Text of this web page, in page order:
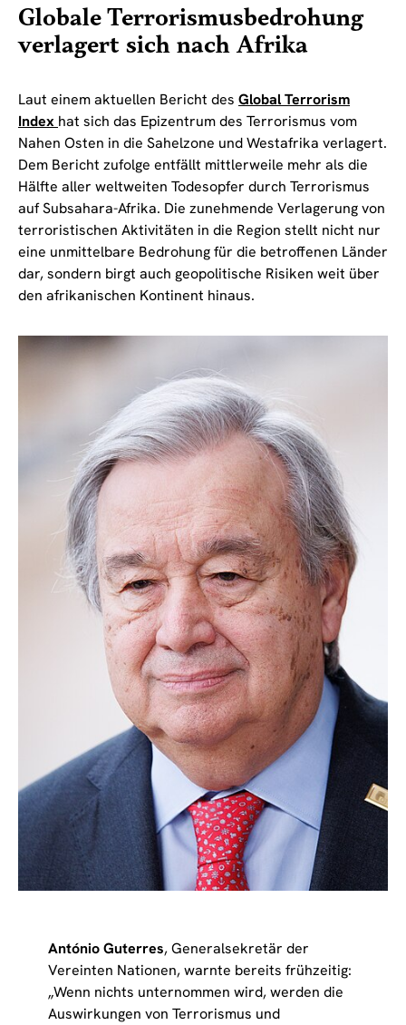
Globale Terrorismusbedrohung
verlagert sich nach Afrika
Laut einem aktuellen Bericht des Global Terrorism
Index hat sich das Epizentrum des Terrorismus vom
Nahen Osten in die Sahelzone und Westafrika verlagert.
Dem Bericht zufolge entfällt mittlerweile mehr als die
Hälfte aller weltweiten Todesopfer durch Terrorismus
auf Subsahara-Afrika. Die zunehmende Verlagerung von
terroristischen Aktivitäten in die Region stellt nicht nur
eine unmittelbare Bedrohung für die betroffenen Länder
dar, sondern birgt auch geopolitische Risiken weit über
den afrikanischen Kontinent hinaus.
António Guterres, Generalsekretär der
Vereinten Nationen, warnte bereits frühzeitig:
„Wenn nichts unternommen wird, werden die
Auswirkungen von Terrorismus und